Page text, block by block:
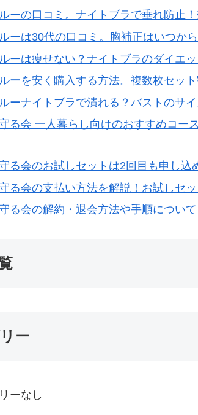
ーの口コミ。ナイトブラで垂れ防止
ーは30代の口コミ。胸補正はいつか
ーは痩せない？ナイトブラのダイエ
ーを安く購入する方法。複数枚セッ
ーナイトブラで潰れる？バストのサ
る会 一人暮らし向けのおすすめコー
る会のお試しセットは2回目も申し込
る会の支払い方法を解説！お試しセ
る会の解約・退会方法や手順につい
ー
ーなし